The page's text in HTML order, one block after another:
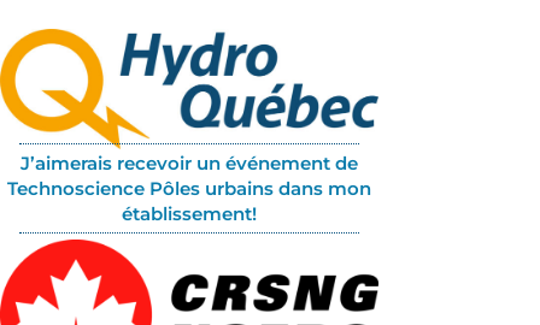
J’aimerais recevoir un événement de
Technoscience Pôles urbains dans mon
établissement!